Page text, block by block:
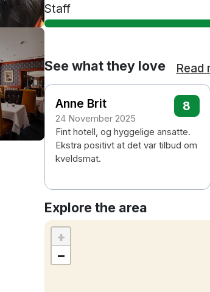
Staff
See what they love Read
Anne Brit
24 November 2025
8
Fint hotell, og hyggelige ansatte.
Ekstra positivt at det var tilbud om
kveldsmat.
Explore the area
+
−